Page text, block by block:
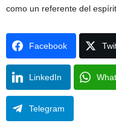
como un referente del
Facebook
LinkedIn
Telegram